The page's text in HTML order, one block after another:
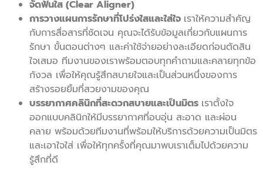
จัดฟันใส (Clear Aligner)
การวางแผนการรักษาที่โปร่งใสและใส่ใจ เราให้ความสำคัญ
กับการสื่อสารที่ชัดเจน คุณจะได้รับข้อมูลเกี่ยวกับแผนการ
รักษา ขั้นตอนต่างๆ และค่าใช้จ่ายอย่างละเอียดก่อนตัดสิน
ใจเสมอ ทีมงานของเราพร้อมตอบทุกคำถามและคลายทุกข้อ
กังวล เพื่อให้คุณรู้สึกสบายใจและเป็นส่วนหนึ่งของการ
สร้างรอยยิ้มที่สวยงามของคุณ
บรรยากาศคลินิกที่สะดวกสบายและเป็นมิตร เราตั้งใจ
ออกแบบคลินิกให้มีบรรยากาศที่อบอุ่น สะอาด และผ่อน
คลาย พร้อมด้วยทีมงานที่พร้อมให้บริการด้วยความเป็นมิตร
และเอาใจใส่ เพื่อให้ทุกครั้งที่คุณมาพบเราเต็มไปด้วยความ
รู้สึกที่ดี